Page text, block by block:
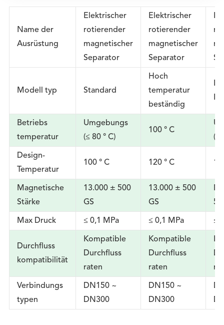
Name der
Ausrüstung
Elektrischer
rotierender
magnetischer
Separator
Elektrischer
rotierender
magnetischer
Separator
Modell typ Standard
Hoch
temperatur
beständig
Betriebs
temperatur
Umgebungs
(≤ 80 ° C)
100 ° C
(≤
Design-
Temperatur
100 ° C 120 ° C
Magnetische
Stärke
13.000 ± 500
GS
13.000 ± 500
GS
Max Druck ≤ 0,1 MPa ≤ 0,1 MPa ≤
Durchfluss
kompatibilität
Kompatible
Durchfluss
raten
Kompatible
Durchfluss
raten
Verbindungs
typen
DN150 ~
DN300
DN150 ~
DN300